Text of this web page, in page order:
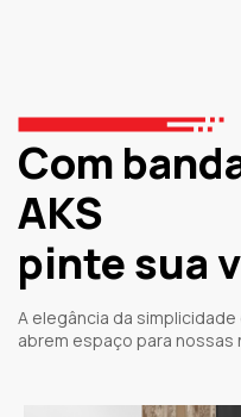
Com
AKS
pinte sua
A elegância da
abrem espaço para nossas